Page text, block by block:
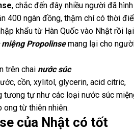
, chắc đến đây nhiều người đã hình
400 ngàn đồng, thậm chí có thời
khẩu từ Hàn Quốc vào Nhật rồi lại
Propolinsemang lại cho
trên chai nước súc
cồn, xylitol, glycerin, acid citric,
tương tự như các loại nước súc
ong từ thiên nhiên.
của Nhật có tốt